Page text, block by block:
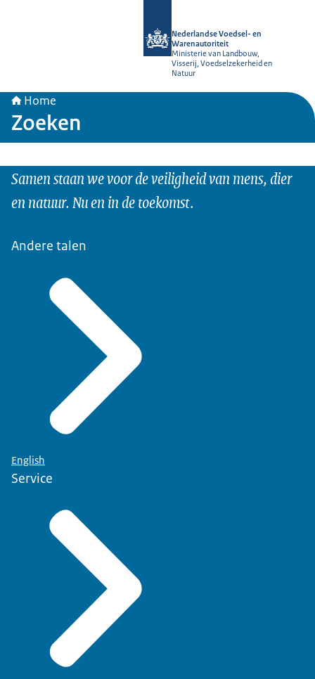
Nederlandse Voedsel- en
Warenautoriteit
Ministerie van Landbouw,
Visserij, Voedselzekerheid en
Natuur
Home
Zoeken
Samen staan we voor de veiligheid van mens, dier
en natuur. Nu en in de toekomst.
Andere talen
English
Service